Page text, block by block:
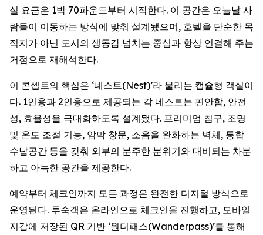
실 요금은 1박 70파운드부터 시작한다. 이 공간은 오늘날 사
람들이 이동하는 방식에 맞춰 설계됐으며, 호텔을 단순한 목
적지가 아닌 도시의 생동감 넘치는 중심과 항상 연결해 주는
거점으로 재해석한다.
이 콘셉트의 핵심은 ‘네스트(Nest)’라 불리는 캡슐형 객실이
다. 1인용과 2인용으로 제공되는 각 네스트는 편안함, 안전
성, 효율성을 극대화하도록 설계됐다. 프리미엄 침구, 조명
및 온도 조절 기능, 암막 창문, 소음을 완화하는 벽체, 통합
수납공간 등을 갖춰 외부의 분주한 분위기와 대비되는 차분
하고 아늑한 공간을 제공한다.
예약부터 체크인까지 모든 과정은 완전한 디지털 방식으로
운영된다. 투숙객은 온라인으로 체크인을 진행하고, 모바일
지갑에 저장된 QR 기반 ‘원더패스(Wanderpass)’를 통해